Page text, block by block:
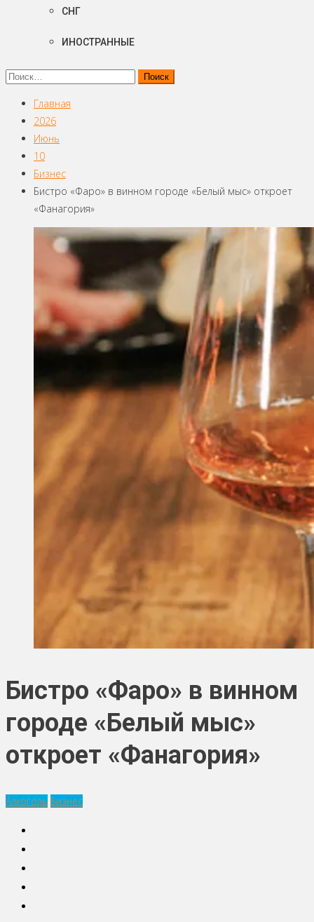
СНГ
ИНОСТРАННЫЕ
Найти:
Главная
2026
Июнь
10
Бизнес
Бистро «Фаро» в винном городе «Белый мыс» откроет
«Фанагория»
Бистро «Фаро» в винном
городе «Белый мыс»
откроет «Фанагория»
Алкоголь Бизнес